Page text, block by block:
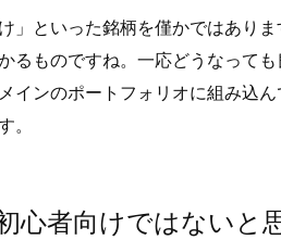
」といった銘柄を僅かではあり
るものですね。一応どうなって
インのポートフォリオに組み込
。
心者向けではないと